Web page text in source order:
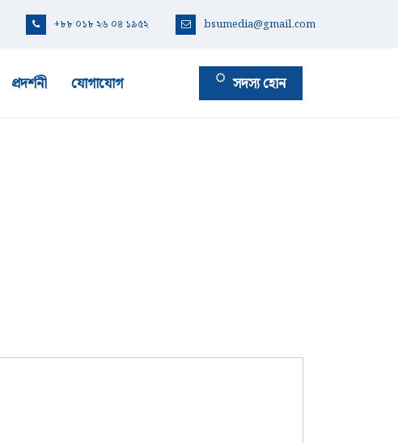
+৮৮ ০১৮ ২৬ ০৪ ১৯৫২ bsumedia@gmail.com
প্রদর্শনী যোগাযোগ সদস্য হোন